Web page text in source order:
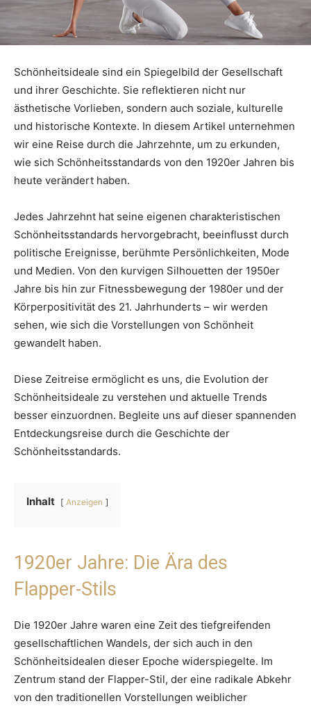
Schönheitsideale sind ein Spiegelbild der Gesellschaft
und ihrer Geschichte. Sie reflektieren nicht nur
ästhetische Vorlieben, sondern auch soziale, kulturelle
und historische Kontexte. In diesem Artikel unternehmen
wir eine Reise durch die Jahrzehnte, um zu erkunden,
wie sich Schönheitsstandards von den 1920er Jahren bis
heute verändert haben.
Jedes Jahrzehnt hat seine eigenen charakteristischen
Schönheitsstandards hervorgebracht, beeinflusst durch
politische Ereignisse, berühmte Persönlichkeiten, Mode
und Medien. Von den kurvigen Silhouetten der 1950er
Jahre bis hin zur Fitnessbewegung der 1980er und der
Körperpositivität des 21. Jahrhunderts – wir werden
sehen, wie sich die Vorstellungen von Schönheit
gewandelt haben.
Diese Zeitreise ermöglicht es uns, die Evolution der
Schönheitsideale zu verstehen und aktuelle Trends
besser einzuordnen. Begleite uns auf dieser spannenden
Entdeckungsreise durch die Geschichte der
Schönheitsstandards.
Inhalt Anzeigen
1920er Jahre: Die Ära des
Flapper-Stils
Die 1920er Jahre waren eine Zeit des tiefgreifenden
gesellschaftlichen Wandels, der sich auch in den
Schönheitsidealen dieser Epoche widerspiegelte. Im
Zentrum stand der Flapper-Stil, der eine radikale Abkehr
von den traditionellen Vorstellungen weiblicher